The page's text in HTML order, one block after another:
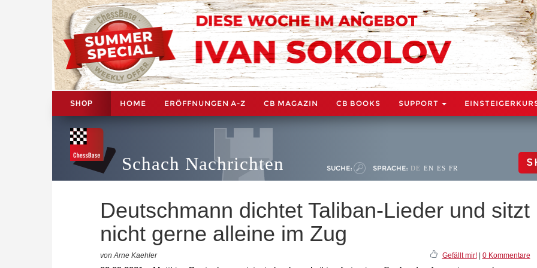
SHOP HOME ERÖFFNUNGEN A-Z CB MAGAZIN CB BOOKS SUPPORT
Schach Nachrichten SUCHE: SPRACHE: DE EN ES FR
Deutschmann dichtet Taliban-Lieder und sitzt
nicht gerne alleine im Zug
von Arne Kaehler Gefällt mir!| 0 Kommentare